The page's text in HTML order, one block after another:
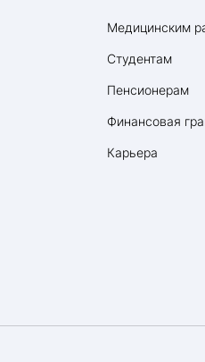
Медицинским
Студентам
Пенсионерам
Финансовая
Карьера